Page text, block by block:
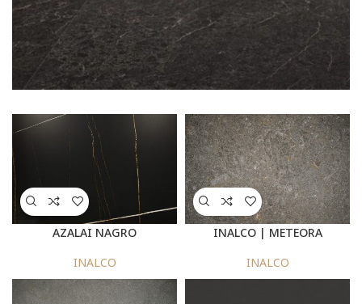
AZALAI NAGRO
INALCO
INALCO | METEORA
INALCO